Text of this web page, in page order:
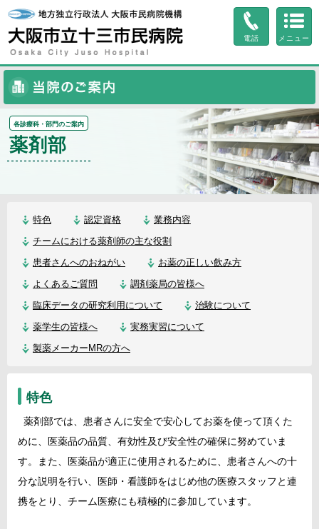
電話 メニュー
各診療科・部門のご案内
薬剤部
特色 認定資格
業務内容
チームにおける薬剤師の主な役割
患者さんへのおねがい
お薬の正しい飲み方
よくあるご質問
調剤薬局の皆様へ
臨床データの研究利用について
治験について
薬学生の皆様へ
実務実習について
製薬メーカーMRの方へ
特色
薬剤部では、患者さんに安全で安心してお薬を使って頂くた
めに、医薬品の品質、有効性及び安全性の確保に努めていま
す。また、医薬品が適正に使用されるために、患者さんへの十
分な説明を行い、医師・看護師をはじめ他の医療スタッフと連
携をとり、チーム医療にも積極的に参加しています。